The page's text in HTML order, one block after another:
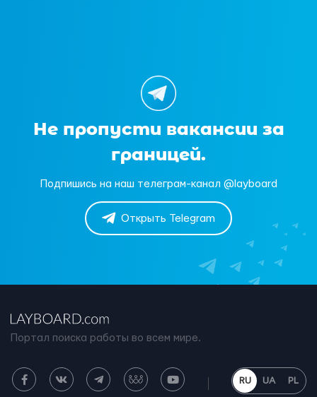
Не пропусти вакансии за
границей.
Подпишись на наш телеграм-канал @layboard
Открыть Telegram
Портал поиска работы во всем мире.
RU UA PL